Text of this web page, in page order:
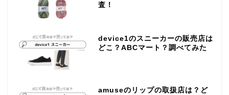
査！
device1のスニーカーの販売店は
どこ？ABCマート？調べてみた
amuseのリップの取扱店は？ど